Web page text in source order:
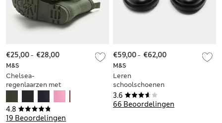
4.8
19 Beoordelingen
M&S
Chelsea-
regenlaarzen met
kinderen (maat 19,5-
34,5)
€25,00- €28,00
3.6
66 Beoordelingen
M&S
Leren
schoolschoenen
met kant voor
kinderen (maat 35-
€59,00- €62,00